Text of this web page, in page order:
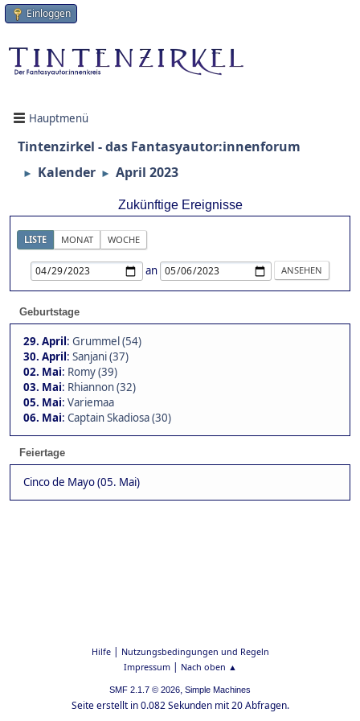
Einloggen
Hauptmenü
Tintenzirkel - das Fantasyautor:innenforum
► Kalender ► April 2023
Zukünftige Ereignisse
LISTE MONAT WOCHE
an
Geburtstage
29. April: Grummel (54)
30. April: Sanjani (37)
02. Mai: Romy (39)
03. Mai: Rhiannon (32)
05. Mai: Variemaa
06. Mai: Captain Skadiosa (30)
Feiertage
Cinco de Mayo (05. Mai)
Hilfe| Nutzungsbedingungen und Regeln
Impressum| Nach oben ▲
SMF 2.1.7 © 2026, Simple Machines
Seite erstellt in 0.082 Sekunden mit 20 Abfragen.